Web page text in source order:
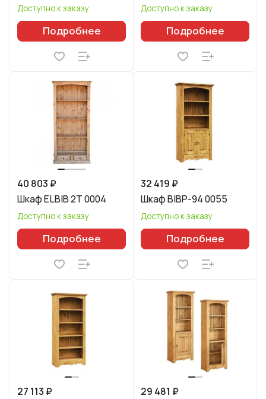
Доступно к заказу
Подробнее
Доступно к заказу
Подробнее
40 803 ₽
Шкаф ELBIB 2T 0004
Доступно к заказу
Подробнее
32 419 ₽
Шкаф BIBP-94 0055
Доступно к заказу
Подробнее
27 113 ₽
29 481 ₽